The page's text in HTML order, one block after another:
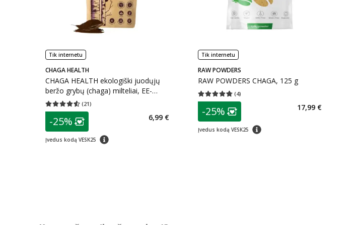
Tik internetu
CHAGA HEALTH
CHAGA HEALTH ekologiški juodųjų
beržo grybų (chaga) milteliai, EE-
ÖKO-02, 30 g
(21)
Vidutinis įvertinimas 4.52
patarimas
Lojalumo klubo narių nuolaida:
-25%
Įvedus kodą VESK25 patarimas
6,99 €
Tik internetu
RAW POWDERS
RAW POWDERS CHAGA, 125 g
(4)
Vidutinis įvertinimas 4.75
patarimas
Lojalumo klubo narių nuolaida
-25%
Įvedus kodą VESK25 patarimas
17,99 €